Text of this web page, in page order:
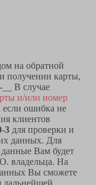
на обратной
получении карты,
__ В случае
и/или номер
если ошибка не
клиентов
3 для проверки и
данных. Для
Вам будет
владельца. На
Вы сможете